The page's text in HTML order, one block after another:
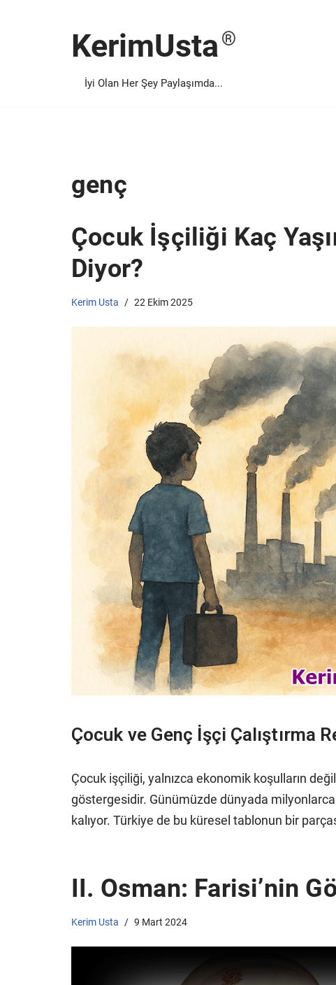
KerimUsta
İyi Olan Her Şey Paylaşımda...
genç
Çocuk İşçiliği Kaç
Diyor?
Kerim Usta 22 Ekim 2025
Çocuk ve Genç İşçi Çalıştırma
Çocuk işçiliği, yalnızca ekonomik koşulların
göstergesidir. Günümüzde dünyada
kalıyor. Türkiye de bu küresel tablonun bir
II. Osman: Farisi’nin
Kerim Usta 9 Mart 2024